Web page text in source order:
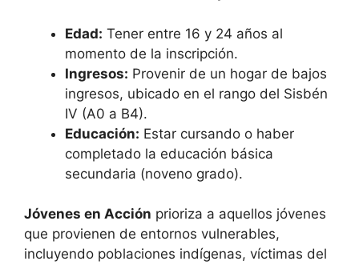
Edad: Tener entre 16 y 24 años al
momento de la inscripción.
Ingresos: Provenir de un hogar de bajos
ingresos, ubicado en el rango del Sisbén
IV (A0 a B4).
Educación: Estar cursando o haber
completado la educación básica
secundaria (noveno grado).
Jóvenes en Acción prioriza a aquellos jóvenes
que provienen de entornos vulnerables,
incluyendo poblaciones indígenas, víctimas del